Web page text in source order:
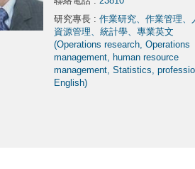
研究專長 : 作業研究、作業管理、
資源管理、統計學、專業英文
(Operations research, Operations
management, human resource
management, Statistics,
English)
【狂賀】114學年